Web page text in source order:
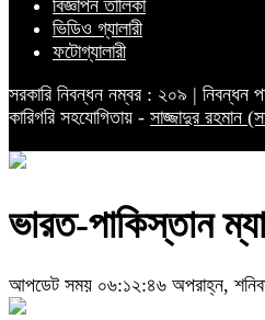
বিজ্ঞাপন তালিকা
ভিডিও গ্যালারী
ফটোগ্যালারী
সরকারি নিবন্ধন নম্বর : ২০৯ | নিবন্ধন
কারিগরি সহযোগিতায় - সাজ্জাদুর রহমান
ভারত-পাকিস্তান
আপডেট সময় ০৬:১২:৪৬ অপরাহ্ন,